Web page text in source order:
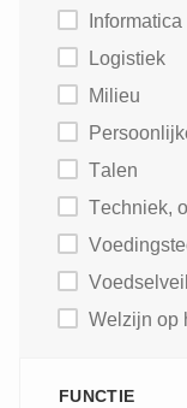
Informatica
Logistiek
Milieu
Talen
Techniek,
Welzijn
FUNCTIE